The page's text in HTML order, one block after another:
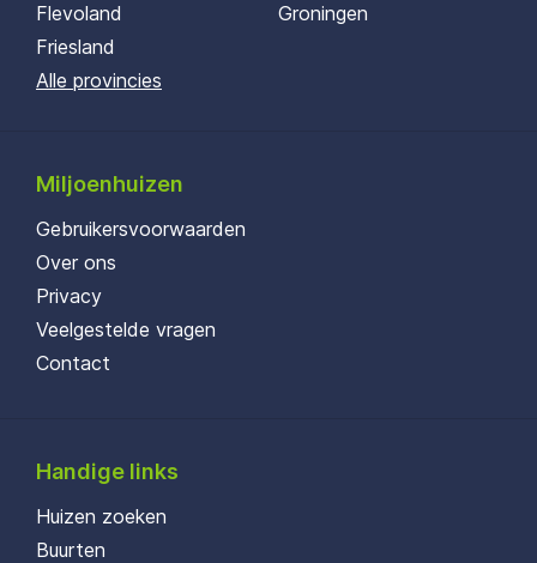
Flevoland
Friesland
Groningen
Alle provincies
Miljoenhuizen
Gebruikersvoorwaarden
Over ons
Privacy
Veelgestelde vragen
Contact
Handige links
Huizen zoeken
Buurten